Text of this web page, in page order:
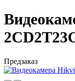
Предзаказ